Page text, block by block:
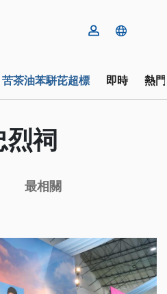
苦茶油苯駢芘超標 即時 熱
烈祠
最相關